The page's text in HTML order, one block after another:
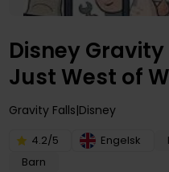
Disney
Just West of
Gravity Falls Disney
4.2/5 Engelsk
Barn